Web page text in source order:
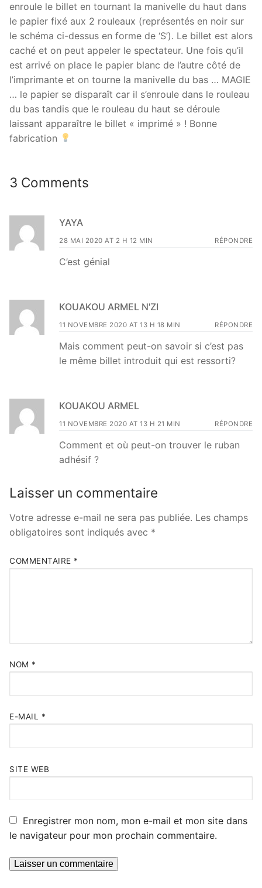
enroule le billet en tournant la manivelle du haut dans
le papier fixé aux 2 rouleaux (représentés en noir sur
le schéma ci-dessus en forme de ‘S’). Le billet est alors
caché et on peut appeler le spectateur. Une fois qu’il
est arrivé on place le papier blanc de l’autre côté de
l’imprimante et on tourne la manivelle du bas … MAGIE
… le papier se disparaît car il s’enroule dans le rouleau
du bas tandis que le rouleau du haut se déroule
laissant apparaître le billet « imprimé » ! Bonne
fabrication
3 Comments
YAYA
28 MAI 2020 AT 2 H 12 MIN RÉPONDRE
C’est génial
KOUAKOU ARMEL N'ZI
11 NOVEMBRE 2020 AT 13 H 18 MIN RÉPONDRE
Mais comment peut-on savoir si c’est pas
le même billet introduit qui est ressorti?
KOUAKOU ARMEL
11 NOVEMBRE 2020 AT 13 H 21 MIN RÉPONDRE
Comment et où peut-on trouver le ruban
adhésif ?
Laisser un commentaire
Votre adresse e-mail ne sera pas publiée. Les champs
obligatoires sont indiqués avec *
COMMENTAIRE *
NOM *
E-MAIL *
SITE WEB
Enregistrer mon nom, mon e-mail et mon site dans
le navigateur pour mon prochain commentaire.